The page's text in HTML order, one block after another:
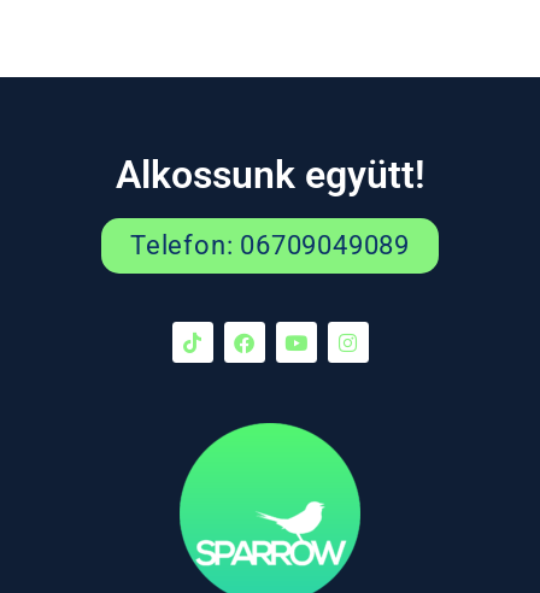
Alkossunk együtt!
Telefon: 06709049089